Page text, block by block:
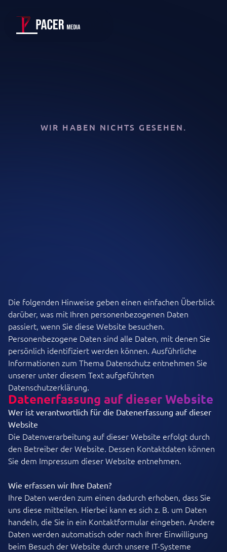
WIR HABEN NICHTS GESEHEN.
Die folgenden Hinweise geben einen einfachen Überblick
darüber, was mit Ihren personenbezogenen Daten
passiert, wenn Sie diese Website besuchen.
Personenbezogene Daten sind alle Daten, mit denen Sie
persönlich identifiziert werden können. Ausführliche
Informationen zum Thema Datenschutz entnehmen Sie
unserer unter diesem Text aufgeführten
Datenschutzerklärung.
Datenerfassung auf dieser Website
Wer ist verantwortlich für die Datenerfassung auf dieser
Website
Die Datenverarbeitung auf dieser Website erfolgt durch
den Betreiber der Website. Dessen Kontaktdaten können
Sie dem Impressum dieser Website entnehmen.
Wie erfassen wir Ihre Daten?
Ihre Daten werden zum einen dadurch erhoben, dass Sie
uns diese mitteilen. Hierbei kann es sich z. B. um Daten
handeln, die Sie in ein Kontaktformular eingeben. Andere
Daten werden automatisch oder nach Ihrer Einwilligung
beim Besuch der Website durch unsere IT-Systeme